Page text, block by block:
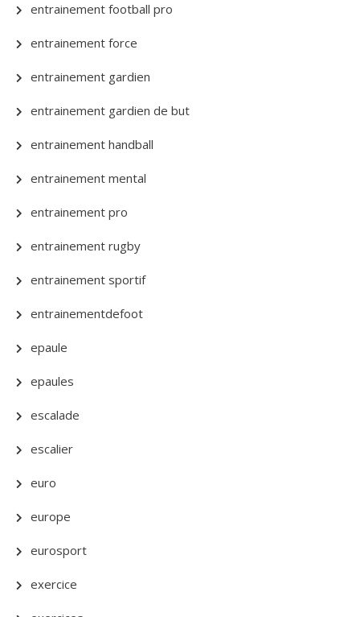
entrainement football pro
entrainement force
entrainement gardien
entrainement gardien de but
entrainement handball
entrainement mental
entrainement pro
entrainement rugby
entrainement sportif
entrainementdefoot
epaule
epaules
escalade
escalier
euro
europe
eurosport
exercice